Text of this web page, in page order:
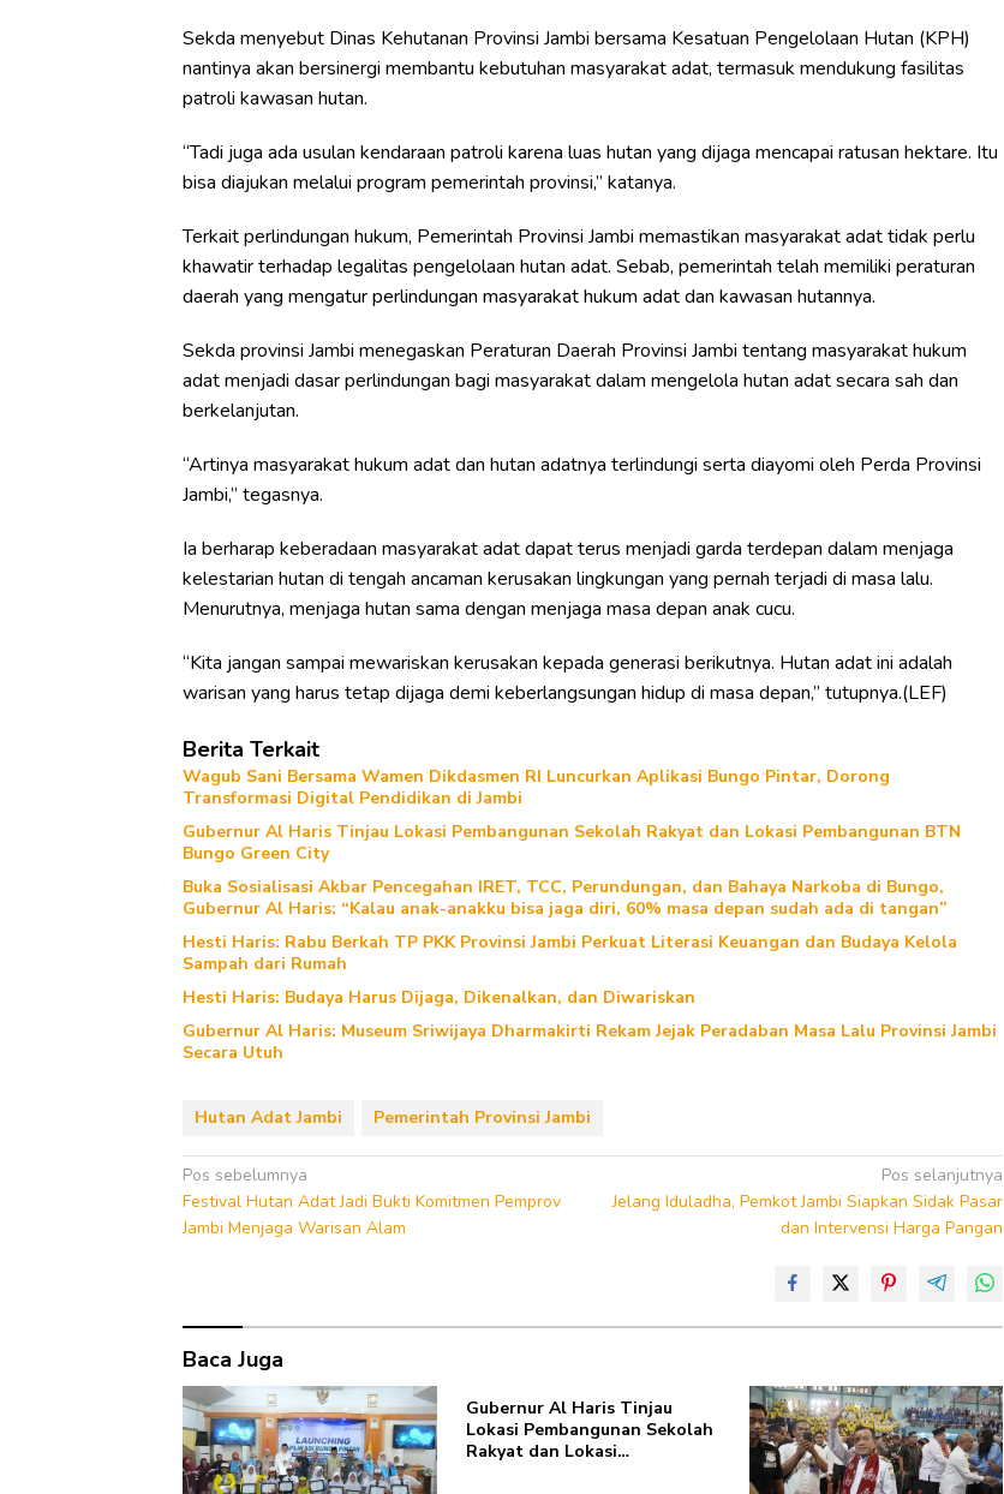
Sekda menyebut Dinas Kehutanan Provinsi Jambi bersama Kesatuan Pengelolaan Hutan (KPH)
nantinya akan bersinergi membantu kebutuhan masyarakat adat, termasuk mendukung fasilitas
patroli kawasan hutan.
“Tadi juga ada usulan kendaraan patroli karena luas hutan yang dijaga mencapai ratusan hektare. Itu
bisa diajukan melalui program pemerintah provinsi,” katanya.
Terkait perlindungan hukum, Pemerintah Provinsi Jambi memastikan masyarakat adat tidak perlu
khawatir terhadap legalitas pengelolaan hutan adat. Sebab, pemerintah telah memiliki peraturan
daerah yang mengatur perlindungan masyarakat hukum adat dan kawasan hutannya.
Sekda provinsi Jambi menegaskan Peraturan Daerah Provinsi Jambi tentang masyarakat hukum
adat menjadi dasar perlindungan bagi masyarakat dalam mengelola hutan adat secara sah dan
berkelanjutan.
“Artinya masyarakat hukum adat dan hutan adatnya terlindungi serta diayomi oleh Perda Provinsi
Jambi,” tegasnya.
Ia berharap keberadaan masyarakat adat dapat terus menjadi garda terdepan dalam menjaga
kelestarian hutan di tengah ancaman kerusakan lingkungan yang pernah terjadi di masa lalu.
Menurutnya, menjaga hutan sama dengan menjaga masa depan anak cucu.
“Kita jangan sampai mewariskan kerusakan kepada generasi berikutnya. Hutan adat ini adalah
warisan yang harus tetap dijaga demi keberlangsungan hidup di masa depan,” tutupnya.(LEF)
Berita Terkait
Wagub Sani Bersama Wamen Dikdasmen RI Luncurkan Aplikasi Bungo Pintar, Dorong
Transformasi Digital Pendidikan di Jambi
Gubernur Al Haris Tinjau Lokasi Pembangunan Sekolah Rakyat dan Lokasi Pembangunan BTN
Bungo Green City
Buka Sosialisasi Akbar Pencegahan IRET, TCC, Perundungan, dan Bahaya Narkoba di Bungo,
Gubernur Al Haris: “Kalau anak-anakku bisa jaga diri, 60% masa depan sudah ada di tangan”
Hesti Haris: Rabu Berkah TP PKK Provinsi Jambi Perkuat Literasi Keuangan dan Budaya Kelola
Sampah dari Rumah
Hesti Haris: Budaya Harus Dijaga, Dikenalkan, dan Diwariskan
Gubernur Al Haris: Museum Sriwijaya Dharmakirti Rekam Jejak Peradaban Masa Lalu Provinsi Jambi
Secara Utuh
Hutan Adat Jambi Pemerintah Provinsi Jambi
Navigasi
pos
Pos sebelumnya
Festival Hutan Adat Jadi Bukti Komitmen Pemprov
Jambi Menjaga Warisan Alam
Pos selanjutnya
Jelang Iduladha, Pemkot Jambi Siapkan Sidak Pasar
dan Intervensi Harga Pangan
Baca Juga
Gubernur Al Haris Tinjau
Lokasi Pembangunan Sekolah
Rakyat dan Lokasi